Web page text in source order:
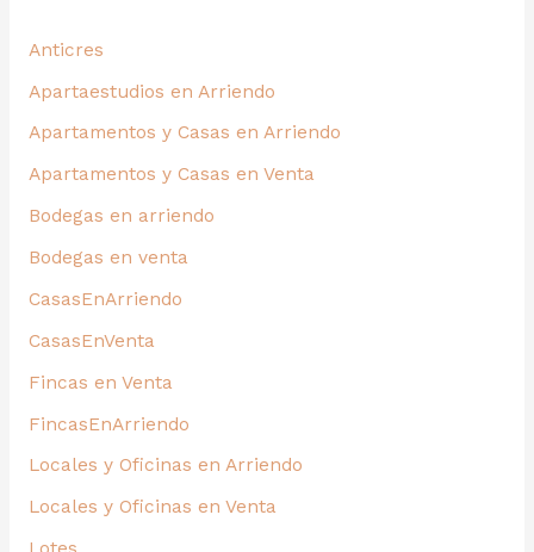
Anticres
Apartaestudios en Arriendo
Apartamentos y Casas en Arriendo
Apartamentos y Casas en Venta
Bodegas en arriendo
Bodegas en venta
CasasEnArriendo
CasasEnVenta
Fincas en Venta
FincasEnArriendo
Locales y Oficinas en Arriendo
Locales y Oficinas en Venta